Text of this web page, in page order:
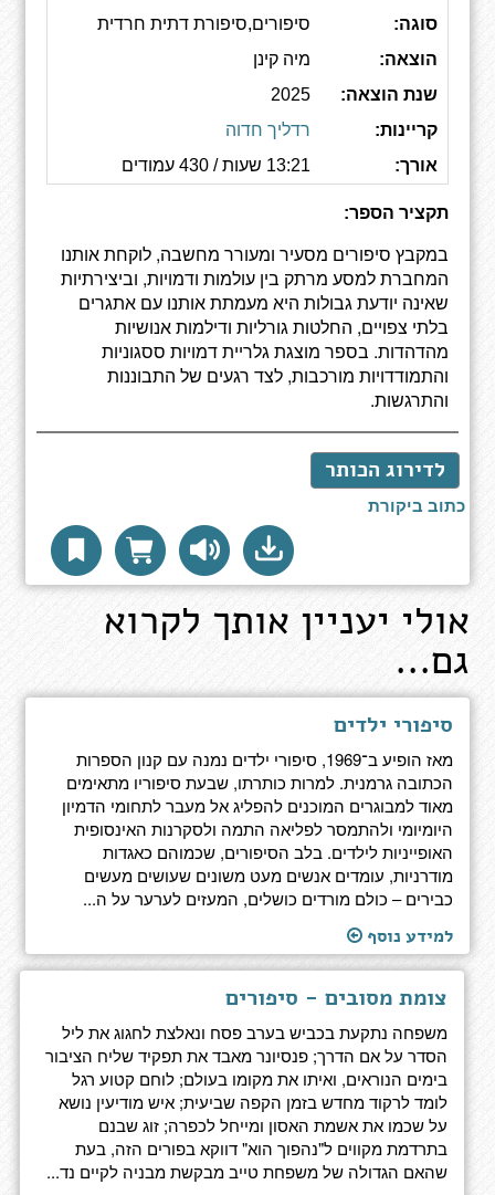
סוגה:
סיפורים,סיפורת דתית חרדית
הוצאה:
מיה קינן
שנת הוצאה:
2025
קריינות:
רדליך חדוה
אורך:
13:21 שעות / 430 עמודים
תקציר הספר:
במקבץ סיפורים מסעיר ומעורר מחשבה, לוקחת אותנו
המחברת למסע מרתק בין עולמות ודמויות, וביצירתיות
שאינה יודעת גבולות היא מעמתת אותנו עם אתגרים
בלתי צפויים, החלטות גורליות ודילמות אנושיות
מהדהדות. בספר מוצגת גלריית דמויות ססגוניות
והתמודדויות מורכבות, לצד רגעים של התבוננות
והתרגשות.
לדירוג הכותר
כתוב ביקורת
אולי יעניין אותך לקרוא
גם...
סיפורי ילדים
מאז הופיע ב־1969, סיפורי ילדים נמנה עם קנון הספרות
הכתובה גרמנית. למרות כותרתו, שבעת סיפוריו מתאימים
מאוד למבוגרים המוכנים להפליג אל מעבר לתחומי הדמיון
היומיומי ולהתמסר לפליאה התמה ולסקרנות האינסופית
האופייניות לילדים. בלב הסיפורים, שכמוהם כאגדות
מודרניות, עומדים אנשים מעט משונים שעושים מעשים
כבירים – כולם מורדים כושלים, המעזים לערער על ה...
למידע נוסף
צומת מסובים - סיפורים
משפחה נתקעת בכביש בערב פסח ונאלצת לחגוג את ליל
הסדר על אם הדרך; פנסיונר מאבד את תפקיד שליח הציבור
בימים הנוראים, ואיתו את מקומו בעולם; לוחם קטוע רגל
לומד לרקוד מחדש בזמן הקפה שביעית; איש מודיעין נושא
על שכמו את אשמת האסון ומייחל לכפרה; זוג שבנם
בתרדמת מקווים ל"נהפוך הוא" דווקא בפורים הזה, בעת
שהאם הגדולה של משפחת טייב מבקשת מבניה לקיים נד...